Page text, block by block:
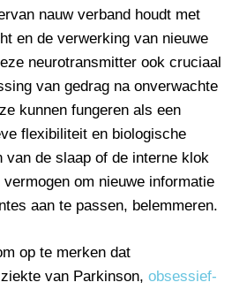
nauw verband houdt met
en de verwerking van nieuwe
neurotransmitter ook cruciaal
van gedrag na onverwachte
kunnen fungeren als een
flexibiliteit en biologische
van de slaap of de interne klok
om nieuwe informatie
aan te passen, belemmeren.
op te merken dat
van Parkinson, obsessief-